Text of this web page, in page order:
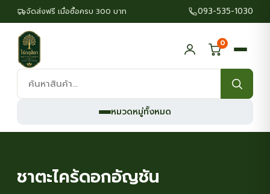
จัดส่งฟรี เมื่อซื้อครบ 300 บาท 093-535-1030
ค้นหา
สินค้า:
0
หมวดหมู่ทั้งหมด
ชาตะไคร้ดอกอัญชัน